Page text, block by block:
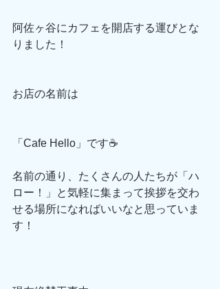
阿佐ヶ谷にカフェを開店する運びとな
りました！
お店の名前は
「Cafe Hello」です☕️
名前の通り、たくさんの人たちが「ハ
ロー！」と気軽に集まって挨拶を交わ
せる場所になればいいなと思っていま
す！